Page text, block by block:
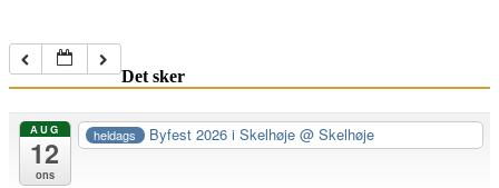
Det sker
AUG
12
ons
heldags Byfest 2026 i Skelhøje@ Skelhøje